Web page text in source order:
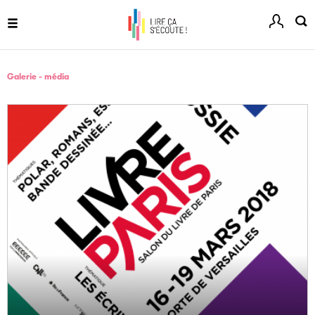
Galerie - média
La plateforme LivrEmploi regroupe toutes les offres
d’emploi à pourvoir dans le secteur de l'édition.
Clic.EDIt
Clic.EDIt, pour faciliter les échanges informatisés entre
tous les acteurs de la filière de la fabrication de livres.